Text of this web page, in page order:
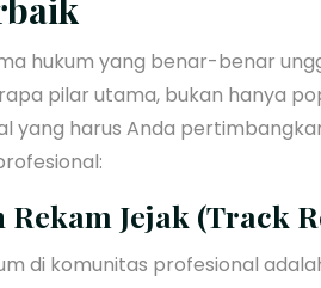
hukum yang benar-benar
pilar utama, bukan hanya
yang harus Anda
Rekam Jejak (Track
di komunitas profesional